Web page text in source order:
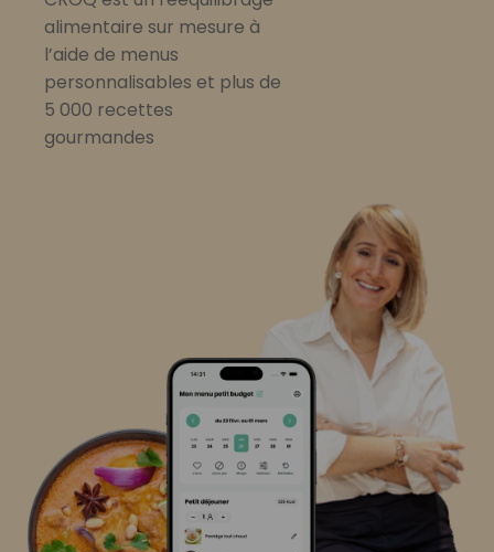
alimentaire sur mesure à
l’aide de menus
personnalisables et plus de
5 000 recettes
gourmandes